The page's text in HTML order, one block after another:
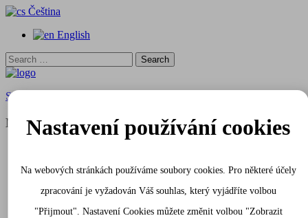
Čeština
English
Search
for:
Skip to content
Menu
White Apartmán
Gray Apartmán
Poptávka
Gourmet pasáž
Nastavení používání cookies
Na webových stránkách používáme soubory cookies. Pro některé účely
zpracování je vyžadován Váš souhlas, který vyjádříte volbou
"Přijmout". Nastavení Cookies můžete změnit volbou "Zobrazit